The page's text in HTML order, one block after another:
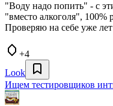
"Воду надо попить" - с
"вместо алкоголя", 100%
Проверяю на себе уже
+4
Look
Ищем тестировщиков